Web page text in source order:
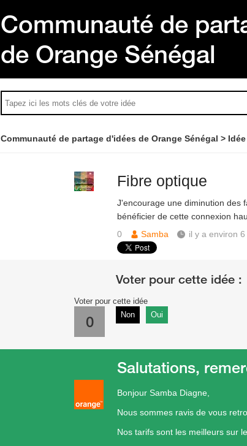
Communauté de
de Orange Sénégal
Communauté de partage d'idées de Orange Sénégal
Fibre optique
J'encourage une diminution des
bénéficier de cette connexion
0
Samba il y a environ
Voter pour cette idée
0 Non Oui
Bonjour Samba Diagne,
Nous sommes ravis de vous
Nos tarifs sont les meilleurs sur
Salutations,